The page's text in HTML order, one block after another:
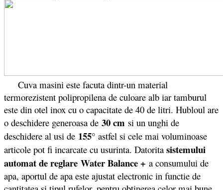
Cuva masini este facuta dintr-un material
termorezistent polipropilena de culoare alb iar tamburul
este din otel inox cu o capacitate de 40 de litri. Hubloul are
o deschidere generoasa de 30 cm si un unghi de
deschidere al usi de 155° astfel si cele mai voluminoase
articole pot fi incarcate cu usurinta. Datorita sistemului
automat de reglare Water Balance + a consumului de
apa, aportul de apa este ajustat electronic in functie de